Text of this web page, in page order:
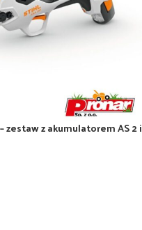
zestaw z akumulatorem AS 2 i